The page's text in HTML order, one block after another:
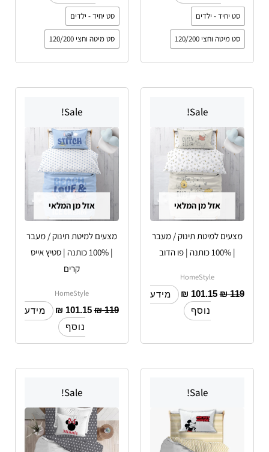
סט יחיד - ילדים
סט מיטה וחצי 120/200
סט יחיד - ילדים
סט מיטה וחצי 120/200
Sale!
אזל מן המלאי
מצעים למיטת תינוק / מעבר
| 100% כותנה | פו הדוב
HomeStyle
₪119
₪ 101.15
מידע
נוסף
Sale!
אזל מן המלאי
מצעים למיטת תינוק / מעבר
| 100% כותנה | סטיץ אייס
קרים
HomeStyle
₪119
₪ 101.15
מידע
נוסף
Sale!
יש
מספר
סוגים.
Sale!
עד
⁦₪ 449⁩
עד
⁦₪ 381.65⁩
יש
מספר
סוגים.